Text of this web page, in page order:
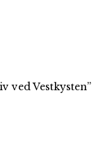
ved Vestkysten”